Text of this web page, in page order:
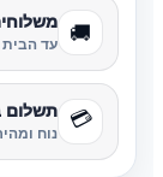
🚚 עד הבית
💳 תשלום
נוח